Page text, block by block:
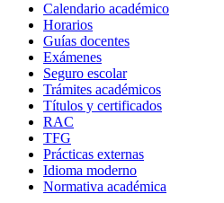
Calendario académico
Horarios
Guías docentes
Exámenes
Seguro escolar
Trámites académicos
Títulos y certificados
RAC
TFG
Prácticas externas
Idioma moderno
Normativa académica